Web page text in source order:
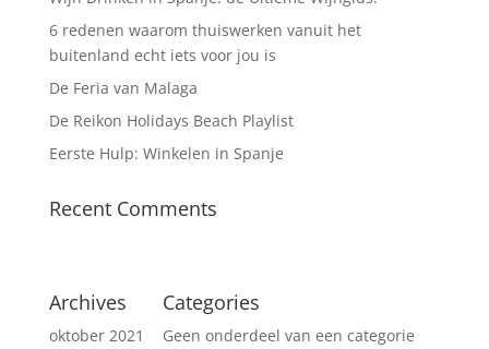
6 redenen waarom thuiswerken vanuit het
buitenland echt iets voor jou is
De Feria van Malaga
De Reikon Holidays Beach Playlist
Eerste Hulp: Winkelen in Spanje
Recent Comments
Archives
oktober 2021
Categories
Geen onderdeel van een categorie